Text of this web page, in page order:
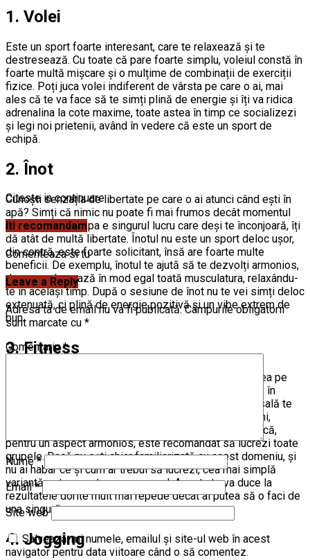
1. Volei
Este un sport foarte interesant, care te relaxează și te
destresează. Cu toate că pare foarte simplu, voleiul constă în
foarte multă mișcare și o mulțime de combinații de exerciții
fizice. Poți juca volei indiferent de vârsta pe care o ai, mai
ales că te va face să te simți plină de energie și îți va ridica
adrenalina la cote maxime, toate astea în timp ce socializezi
și legi noi prietenii, având în vedere că este un sport de
echipă.
2. Înot
Cunoști senzația de libertate pe care o ai atunci când ești în
apă? Simți că nimic nu poate fi mai frumos decât momentul
prezent, în care apa e singurul lucru care deși te înconjoară, îți
dă atât de multă libertate. Înotul nu este un sport deloc ușor,
din contră, este foarte solicitant, însă are foarte multe
beneficii. De exemplu, înotul te ajută să te dezvolți armonios,
deoarece lucrează în mod egal toată musculatura, relaxându-
te în același timp. După o sesiune de înot nu te vei simți deloc
extenuată, ci plină de energie pozitivă și un vibe extrem de
bun.
3. Fitness
Mersul la sală e principalul gând la care ne duce mintea pe
toate prima dată. Este foarte la îndemână, mai ales că în
fiecare oraș sunt zeci de săli de fitness. Mergând la sală te
poți focusa în mod special pe anumite tipuri de mușchi,
lucrând exact ceea ce vrei să îmbunătățești. Cu toate că,
pentru un aspect armonios, este recomandat să lucrezi toate
grupele. Dacă nu ești chiar familiarizată cu acest domeniu, și
nu ai habar ce și cum ar trebui să lucrezi, cea mai simplă
variantă este un antrenor personal. Acesta te va duce la
rezultatele dorite mult mai repede decât ai putea să o faci de
una singură.
4. Jogging
Citeste in continuare
Iti recomandam
Comenteaza si tu
Leave a Reply
Adresa ta de email nu va fi publicată. Câmpurile obligatorii
sunt marcate cu *
Comentariu*
Nume*
Email*
Site web
Salvează-mi numele, emailul și site-ul web în acest
navigator pentru data viitoare când o să comentez.